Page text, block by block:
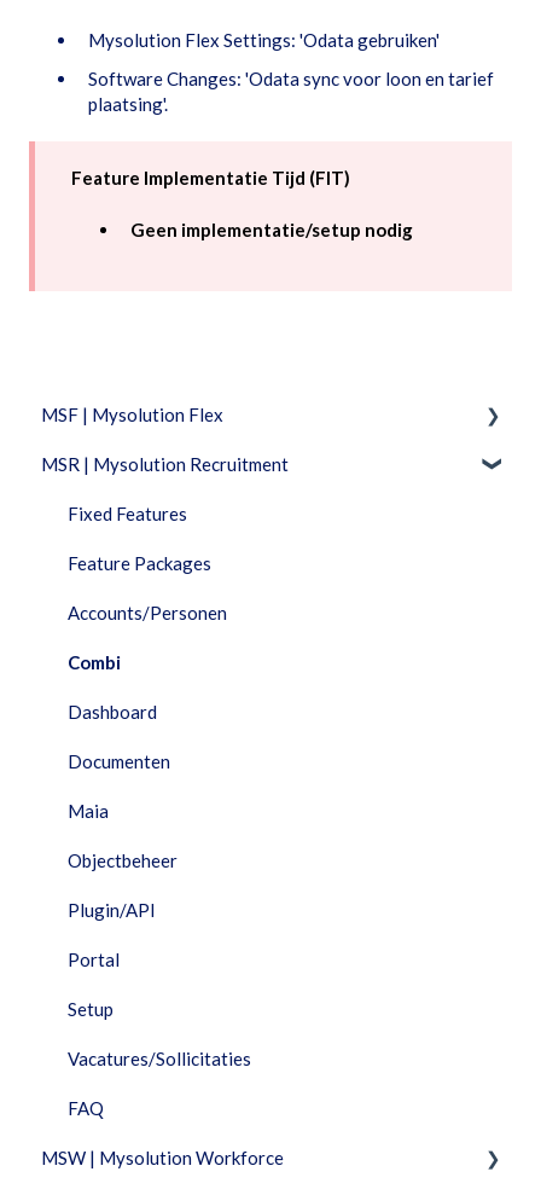
Mysolution Flex Settings: 'Odata gebruiken'
Software Changes: 'Odata sync voor loon en tarief
plaatsing'.
Feature Implementatie Tijd (FIT)
Geen implementatie/setup nodig
MSF | Mysolution Flex
Feature Packages
Beheer
Combi
Documenten
Facturatie
Financieel
HRM
Interfaces
Maia
Performance Dashboard
Planning
Portal
Projecten
Rapportage
Resources
MSR | Mysolution Recruitment
Fixed Features
Feature Packages
Accounts/Personen
Combi
Dashboard
Documenten
Maia
Objectbeheer
Plugin/API
Portal
Setup
Vacatures/Sollicitaties
FAQ
MSW | Mysolution Workforce